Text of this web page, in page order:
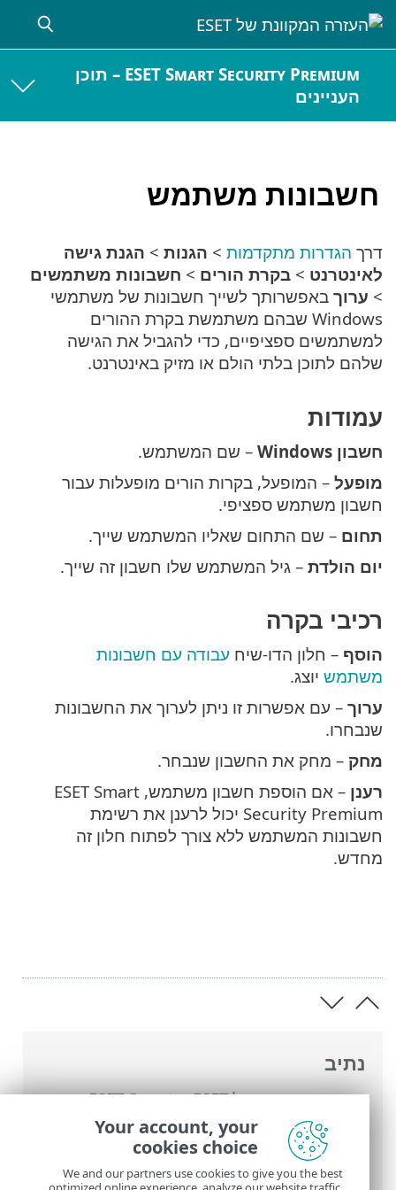
ESET Smart Security Premium – תוכן
העניינים
חשבונות משתמש
נתיב
העזרה המקוונת של ESET >
ESET Smart
Security Premium
>הגדרות מתקדמות
הגנות>הגנת גישה לאינטרנט>בקרת הורים
חשבונות משתמש
דרך הגדרות מתקדמות > הגנות > הגנת גישה
לאינטרנט > בקרת הורים > חשבונות משתמשים
> ערוך באפשרותך לשייך חשבונות של משתמשי
Windows שבהם משתמשת בקרת ההורים
למשתמשים ספציפיים, כדי להגביל את הגישה
שלהם לתוכן בלתי הולם או מזיק באינטרנט.
עמודות
חשבון Windows
– שם המשתמש.
מופעל – המופעל, בקרות הורים מופעלות עבור
חשבון משתמש ספציפי.
תחום – שם התחום שאליו המשתמש שייך.
יום הולדת – גיל המשתמש שלו חשבון זה שייך.
רכיבי בקרה
הוסף – חלון הדו-שיח עבודה עם חשבונות
משתמש יוצג.
ערוך – עם אפשרות זו ניתן לערוך את החשבונות
שנבחרו.
מחק – מחק את החשבון שנבחר.
רענן
– אם הוספת חשבון משתמש, ESET Smart
Security Premium יכול לרענן את רשימת
חשבונות המשתמש ללא צורך לפתוח חלון זה
מחדש.
Your account, your
cookies choice
We and our partners use cookies to give you the best